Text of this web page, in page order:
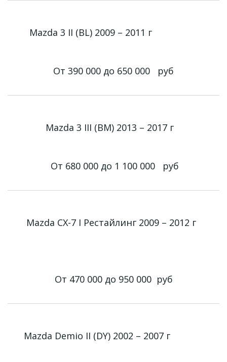
Mazda 3 II (BL) 2009 – 2011 г
От 390 000 до 650 000 руб
Mazda 3 III (BM) 2013 – 2017 г
От 680 000 до 1 100 000 руб
Mazda CX-7 I Рестайлинг 2009 – 2012 г
От 470 000 до 950 000 руб
Mazda Demio II (DY) 2002 – 2007 г